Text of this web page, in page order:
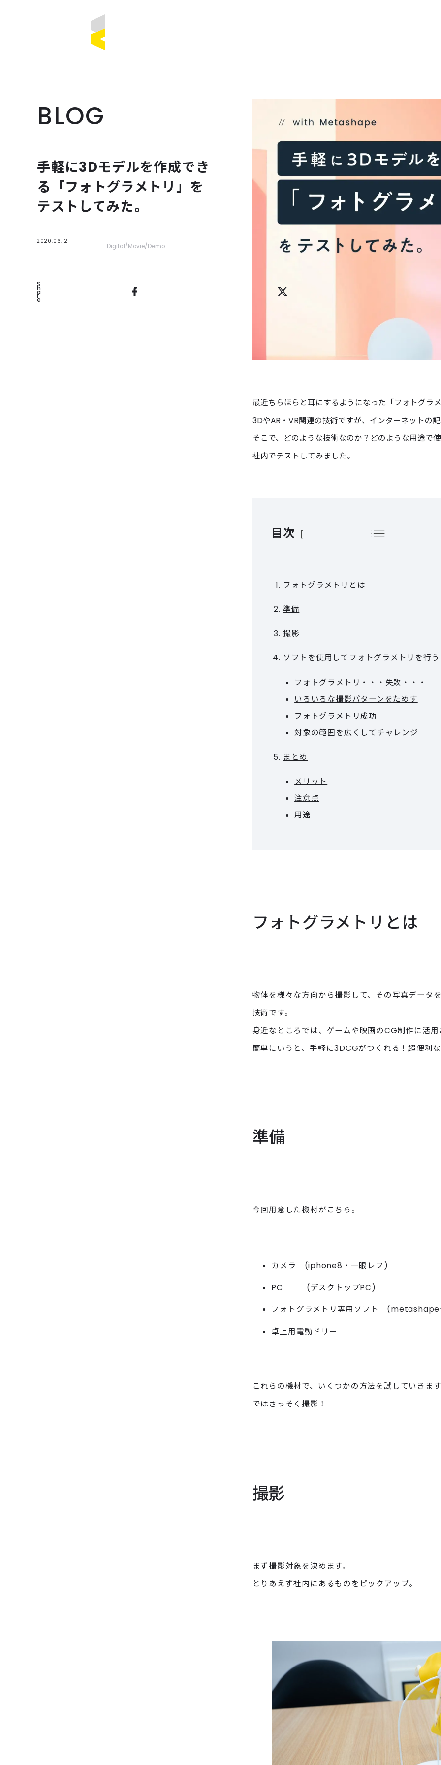
WORKS
BLOG
手軽に3Dモデルを作成でき
る「フォトグラメトリ」を
テストしてみた。
2020.06.12
Digital Movie Demo
S
H
A
R
E
最近ちらほらと耳にするようになった「フォトグラ
3DやAR・VR関連の技術ですが、インターネットの
そこで、どのような技術なのか？どのような用途で
社内でテストしてみました。
目次
フォトグラメトリとは
準備
撮影
ソフトを使用してフォトグラメトリを行う
フォトグラメトリ・・・失敗・・・
いろいろな撮影パターンをためす
フォトグラメトリ成功
対象の範囲を広くしてチャレンジ
まとめ
メリット
注意点
用途
フォトグラメトリとは
物体を様々な方向から撮影して、その写真データ
技術です。
身近なところでは、ゲームや映画のCG制作に活用
簡単にいうと、手軽に3DCGがつくれる！超便利な
準備
今回用意した機材がこちら。
カメラ (iphone8・一眼レフ)
PC (デスクトップPC)
フォトグラメトリ専用ソフト
卓上用電動ドリー
これらの機材で、いくつかの方法を試していきます
ではさっそく撮影！
撮影
まず撮影対象を決めます。
とりあえず社内にあるものをピックアップ。